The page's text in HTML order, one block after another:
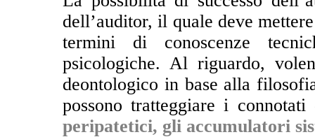
dell’auditor, il quale deve
termini di conoscenze
psicologiche. Al riguardo,
deontologico in base alla
possono tratteggiare i
peripatetici, gli accumulatori